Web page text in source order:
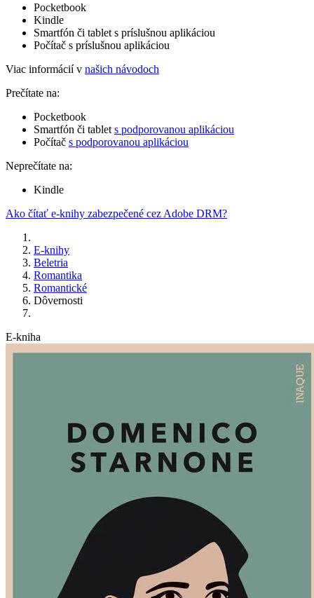
Pocketbook
Kindle
Smartfón či tablet s príslušnou aplikáciou
Počítač s príslušnou aplikáciou
Viac informácií v našich návodoch
Prečítate na:
Pocketbook
Smartfón či tablet s podporovanou aplikáciou
Počítač s podporovanou aplikáciou
Neprečítate na:
Kindle
Ako čítať e-knihy zabezpečené cez Adobe DRM?
E-knihy
Beletria
Romantika
Romantické
Dôvernosti
E-kniha